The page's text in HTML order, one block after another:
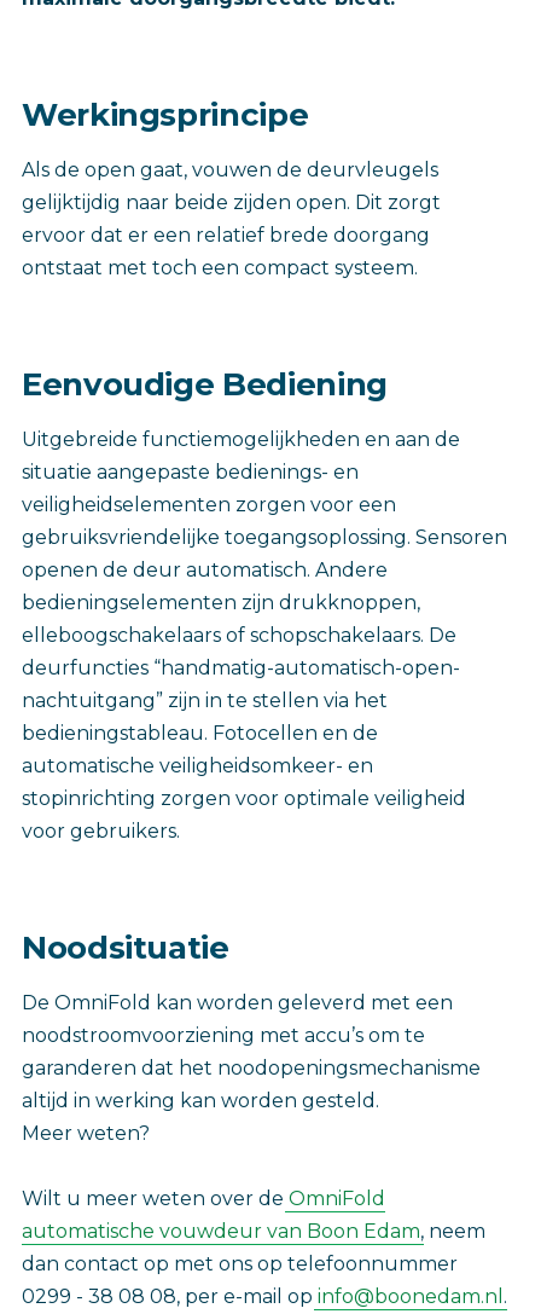
Werkingsprincipe
Als de open gaat, vouwen de deurvleugels
gelijktijdig naar beide zijden open. Dit zorgt
ervoor dat er een relatief brede doorgang
ontstaat met toch een compact systeem.
Eenvoudige Bediening
Uitgebreide functiemogelijkheden en aan de
situatie aangepaste bedienings- en
veiligheidselementen zorgen voor een
gebruiksvriendelijke toegangsoplossing. Sensoren
openen de deur automatisch. Andere
bedieningselementen zijn drukknoppen,
elleboogschakelaars of schopschakelaars. De
deurfuncties “handmatig-automatisch-open-
nachtuitgang” zijn in te stellen via het
bedieningstableau. Fotocellen en de
automatische veiligheidsomkeer- en
stopinrichting zorgen voor optimale veiligheid
voor gebruikers.
Noodsituatie
De OmniFold kan worden geleverd met een
noodstroomvoorziening met accu’s om te
garanderen dat het noodopeningsmechanisme
altijd in werking kan worden gesteld.
Meer weten?
Wilt u meer weten over de OmniFold
automatische vouwdeur van Boon Edam, neem
dan contact op met ons op telefoonnummer
0299 - 38 08 08, per e-mail op info@boonedam.nl .